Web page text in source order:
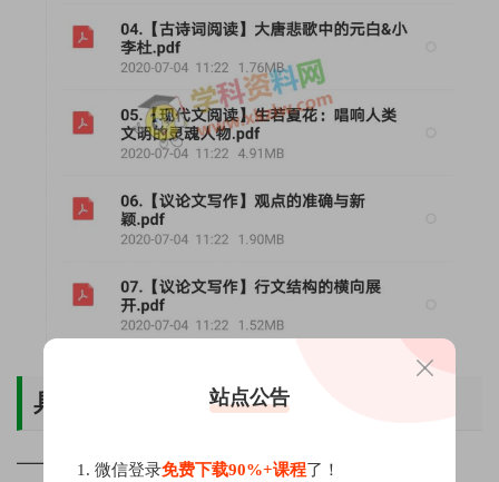
具体课程内容
━━2020寒假刘聪语文高一语文纵横班网课资源百度云网盘
站点公告
1. 微信登录免费下载90%+课程了！